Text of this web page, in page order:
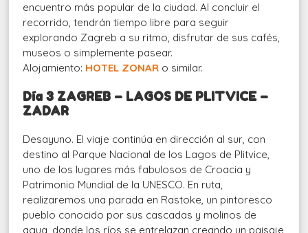
encuentro más popular de la ciudad. Al concluir el
recorrido, tendrán tiempo libre para seguir
explorando Zagreb a su ritmo, disfrutar de sus cafés,
museos o simplemente pasear.
Alojamiento: HOTEL ZONAR o similar.
Día 3 ZAGREB – LAGOS DE PLITVICE –
ZADAR
Desayuno. El viaje continúa en dirección al sur, con
destino al Parque Nacional de los Lagos de Plitvice,
uno de los lugares más fabulosos de Croacia y
Patrimonio Mundial de la UNESCO. En ruta,
realizaremos una parada en Rastoke, un pintoresco
pueblo conocido por sus cascadas y molinos de
agua, donde los ríos se entrelazan creando un paisaje